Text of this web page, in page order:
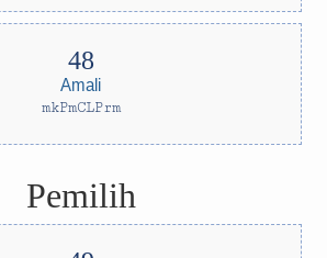
Amali
mkPmCLPrm
Pemilih